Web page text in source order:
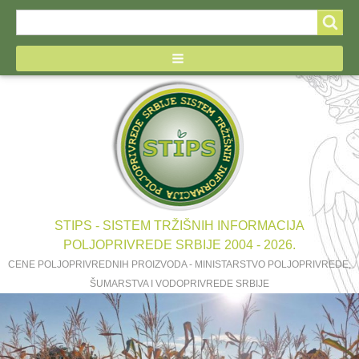
Search
form
STIPS - SISTEM TRŽIŠNIH INFORMACIJA
POLJOPRIVREDE SRBIJE 2004 - 2026.
CENE POLJOPRIVREDNIH PROIZVODA - MINISTARSTVO POLJOPRIVREDE,
ŠUMARSTVA I VODOPRIVREDE SRBIJE